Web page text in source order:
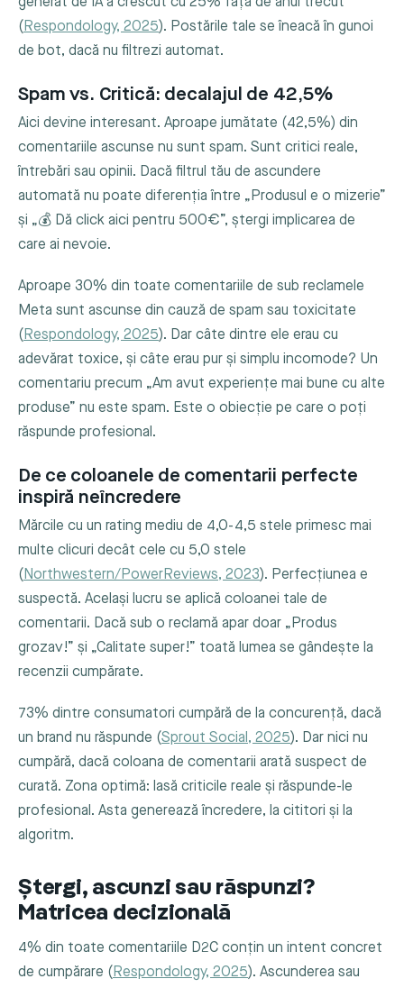
(Respondology, 2025). Postările tale se îneacă în gunoi
de bot, dacă nu filtrezi automat.
Spam vs. Critică: decalajul de 42,5%
Aici devine interesant. Aproape jumătate (42,5%) din
comentariile ascunse nu sunt spam. Sunt critici reale,
întrebări sau opinii. Dacă filtrul tău de ascundere
automată nu poate diferenția între „Produsul e o mizerie”
și „💰 Dă click aici pentru 500€”, ștergi implicarea de
care ai nevoie.
Aproape 30% din toate comentariile de sub reclamele
Meta sunt ascunse din cauză de spam sau toxicitate
(Respondology, 2025). Dar câte dintre ele erau cu
adevărat toxice, și câte erau pur și simplu incomode? Un
comentariu precum „Am avut experiențe mai bune cu alte
produse” nu este spam. Este o obiecție pe care o poți
răspunde profesional.
De ce coloanele de comentarii perfecte
inspiră neîncredere
Mărcile cu un rating mediu de 4,0-4,5 stele primesc mai
multe clicuri decât cele cu 5,0 stele
(Northwestern/PowerReviews, 2023). Perfecțiunea e
suspectă. Același lucru se aplică coloanei tale de
comentarii. Dacă sub o reclamă apar doar „Produs
grozav!” și „Calitate super!” toată lumea se gândește la
recenzii cumpărate.
73% dintre consumatori cumpără de la concurență, dacă
un brand nu răspunde (Sprout Social, 2025). Dar nici nu
cumpără, dacă coloana de comentarii arată suspect de
curată. Zona optimă: lasă criticile reale și răspunde-le
profesional. Asta generează încredere, la cititori și la
algoritm.
Ștergi, ascunzi sau răspunzi?
Matricea decizională
4% din toate comentariile D2C conțin un intent concret
de cumpărare (Respondology, 2025). Ascunderea sau